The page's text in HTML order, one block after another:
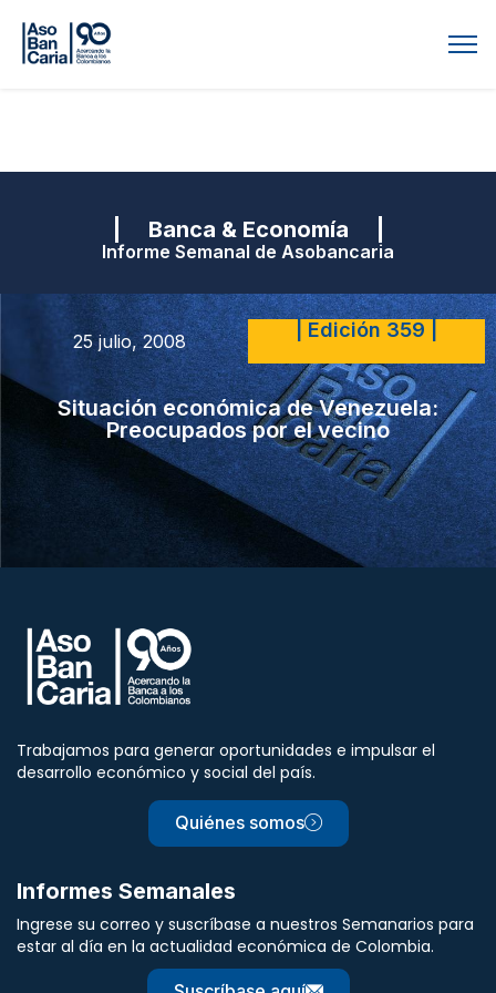
| Banca & Economía |
Informe Semanal de Asobancaria
25 julio, 2008 | Edición 359 |
Situación económica de Venezuela:
Preocupados por el vecino
Trabajamos para generar oportunidades e impulsar el
desarrollo económico y social del país.
Quiénes somos
Informes Semanales
Ingrese su correo y suscríbase a nuestros Semanarios para
estar al día en la actualidad económica de Colombia.